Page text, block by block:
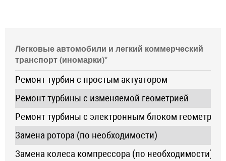
Легковые автомобили и легкий коммерческий
транспорт (иномарки)*
Ремонт турбин с простым актуатором
Ремонт турбины с изменяемой геометрией
Ремонт турбины с электронным блоком геометрии
Замена ротора (по необходимости)
Замена колеса компрессора (по необходимости)